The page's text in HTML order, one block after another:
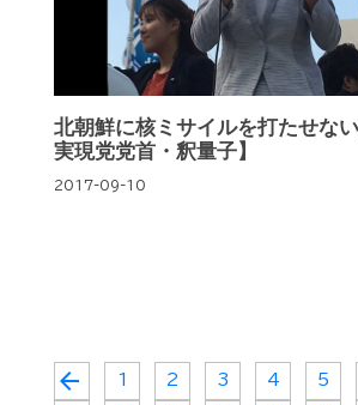
北朝鮮に核ミサイルを打たせな
実現党党首・釈量子】
2017-09-10
arrow_back 1 2 3 4 5